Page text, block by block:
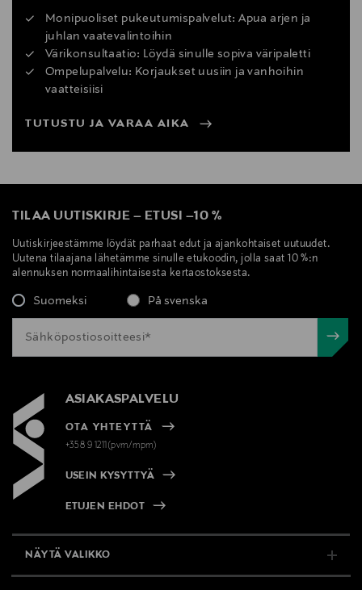
Monipuoliset pukeutumispalvelut: Apua arjen ja
juhlan vaatevalintoihin
Värikonsultaatio: Löydä sinulle sopiva väripaletti
Ompelupalvelu: Korjaukset uusiin ja vanhoihin
vaatteisiisi
TUTUSTU JA VARAA AIKA
TILAA UUTISKIRJE – ETUSI –10 %
Uutiskirjeestämme löydät parhaat edut ja ajankohtaiset uutuudet.
Uutena tilaajana lähetämme sinulle etukoodin, jolla saat 10 %:n
alennuksen normaalihintaisesta kertaostoksesta.
Suomeksi På svenska
ASIAKASPALVELU
OTA YHTEYTTÄ
+358 9 1211(pvm/mpm)
USEIN KYSYTTYÄ
ETUJEN EHDOT
NÄYTÄ VALIKKO